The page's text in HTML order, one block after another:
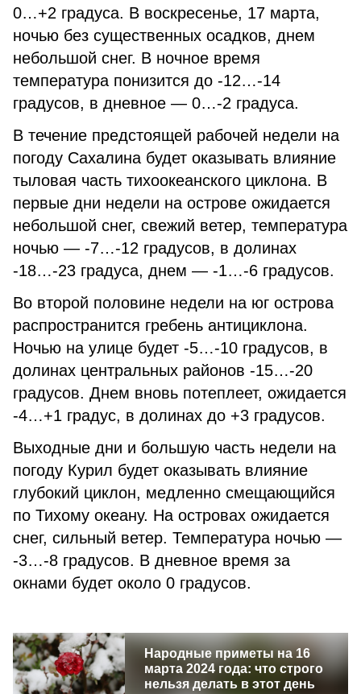
0…+2 градуса. В воскресенье, 17 марта,
ночью без существенных осадков, днем
небольшой снег. В ночное время
температура понизится до -12…-14
градусов, в дневное — 0…-2 градуса.
В течение предстоящей рабочей недели на
погоду Сахалина будет оказывать влияние
тыловая часть тихоокеанского циклона. В
первые дни недели на острове ожидается
небольшой снег, свежий ветер, температура
ночью — -7…-12 градусов, в долинах
-18…-23 градуса, днем — -1…-6 градусов.
Во второй половине недели на юг острова
распространится гребень антициклона.
Ночью на улице будет -5…-10 градусов, в
долинах центральных районов -15…-20
градусов. Днем вновь потеплеет, ожидается
-4…+1 градус, в долинах до +3 градусов.
Выходные дни и большую часть недели на
погоду Курил будет оказывать влияние
глубокий циклон, медленно смещающийся
по Тихому океану. На островах ожидается
снег, сильный ветер. Температура ночью —
-3…-8 градусов. В дневное время за
окнами будет около 0 градусов.
Народные приметы на 16
марта 2024 года: что строго
нельзя делать в этот день